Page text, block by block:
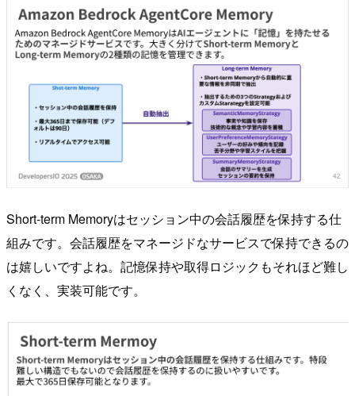
Short-term Memoryはセッション中の会話履歴を保持する仕
組みです。会話履歴をマネージドなサービスで保持できるの
は嬉しいですよね。記憶保持や取得ロジックもそれほど難し
くなく、実装可能です。